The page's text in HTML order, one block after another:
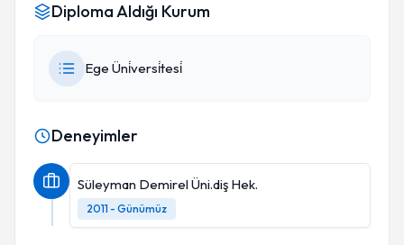
Diploma Aldığı Kurum
Ege Üni̇versi̇tesi̇
Deneyimler
Süleyman Demirel Üni.diş Hek.
2011 - Günümüz